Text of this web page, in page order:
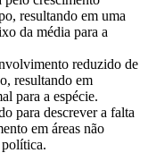
resultando em uma
da média para a
reduzido de
resultando em
para a espécie.
para descrever a falta
em áreas não